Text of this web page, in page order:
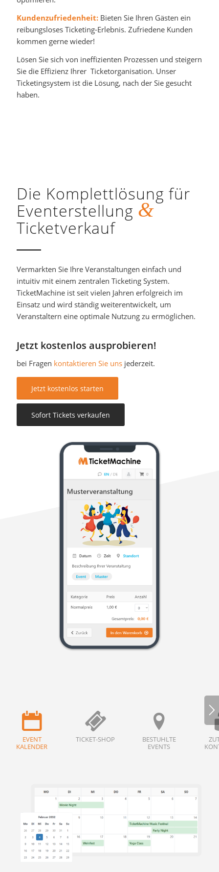
Kundenzufriedenheit:Bieten Sie Ihren Gästen ein
reibungsloses Ticketing-Erlebnis. Zufriedene Kunden
kommen gerne wieder!
Lösen Sie sich von ineffizienten Prozessen und steigern
Sie die Effizienz Ihrer Ticketorganisation. Unser
Ticketingsystem ist die Lösung, nach der Sie gesucht
haben.
Die Komplettlösung für
Eventerstellung &
Ticketverkauf
Vermarkten Sie Ihre Veranstaltungen einfach und
intuitiv mit einem zentralen Ticketing System.
TicketMachine ist seit vielen Jahren erfolgreich im
Einsatz und wird ständig weiterentwickelt, um
Veranstaltern eine optimale Nutzung zu ermöglichen.
Jetzt kostenlos ausprobieren!
bei Fragen kontaktieren Sie unsjederzeit.
Jetzt kostenlos starten
Sofort Tickets verkaufen
EVENT
KALENDER
TICKET-SHOP
BESTUHLTE
EVENTS